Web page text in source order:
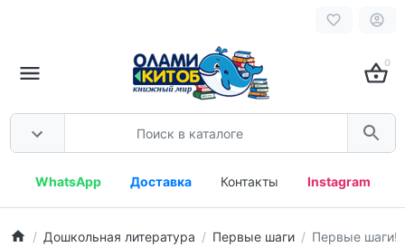
0
WhatsApp Доставка Контакты Instagram
Дошкольная литература Первые шаги Первые шаги!